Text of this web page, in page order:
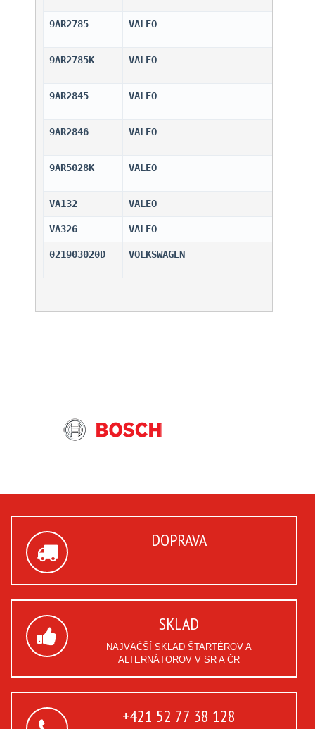
9AR2785 VALEO
9AR2785K VALEO
9AR2845 VALEO
9AR2846 VALEO
9AR5028K VALEO
VA132 VALEO
VA326 VALEO
021903020D VOLKSWAGEN
DOPRAVA
SKLAD
NAJVÄČŠÍ SKLAD ŠTARTÉROV A
ALTERNÁTOROV V SR A ČR
+421 52 77 38 128